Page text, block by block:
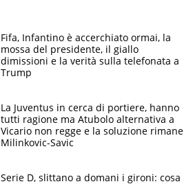
Fifa, Infantino è accerchiato ormai, la
mossa del presidente, il giallo
dimissioni e la verità sulla telefonata a
Trump
La Juventus in cerca di portiere, hanno
tutti ragione ma Atubolo alternativa a
Vicario non regge e la soluzione rimane
Milinkovic-Savic
Serie D, slittano a domani i gironi: cosa